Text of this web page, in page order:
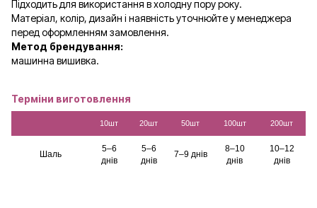
Підходить для використання в холодну пору року.
Матеріал, колір, дизайн і наявність уточнюйте у менеджера
перед оформленням замовлення.
Метод брендування:
машинна вишивка.
Терміни виготовлення
10шт 20шт 50шт 100шт 200шт
Шаль
5–6
днів
5–6
днів
7–9 днів
8–10
днів
10–12
днів